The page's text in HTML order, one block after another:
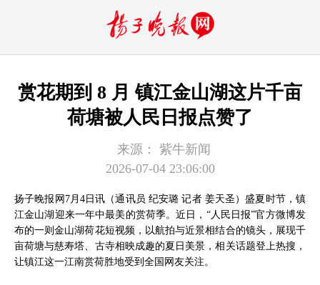
赏花期到 8 月 镇江金山湖这片千亩
荷塘被人民日报点赞了
来源：
紫牛新闻
2026-07-04 23:06:00
扬子晚报网7月4日讯（通讯员 纪安璐 记者 姜天圣）盛夏时节，镇
江金山湖迎来一年中最美的赏荷季。近日，“人民日报”官方微博发
布的一则金山湖荷花短视频，以航拍与近景相结合的镜头，展现千
亩荷塘与慈寿塔、古寺相映成趣的夏日美景，相关话题登上热搜，
让镇江这一江南赏荷胜地受到全国网友关注。